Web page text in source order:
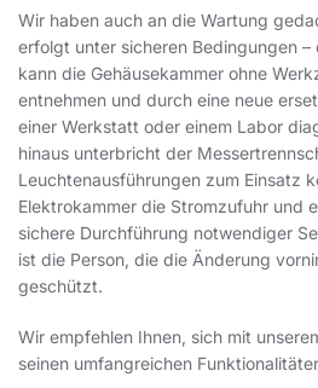
Wir haben auch an die Wartung
erfolgt unter sicheren Bedingungen
kann die Gehäusekammer ohne
entnehmen und durch eine neue
einer Werkstatt oder einem Labor
hinaus unterbricht der
Leuchtenausführungen zum Einsatz
Elektrokammer die Stromzufuhr und
sichere Durchführung notwendiger
ist die Person, die die Änderung
geschützt.
Wir empfehlen Ihnen, sich mit
seinen umfangreichen